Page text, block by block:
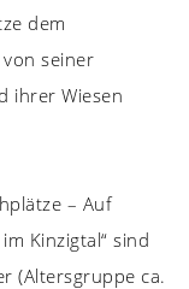
dem
seiner
ihrer Wiesen
– Auf
Kinzigtal“ sind
(Altersgruppe ca.